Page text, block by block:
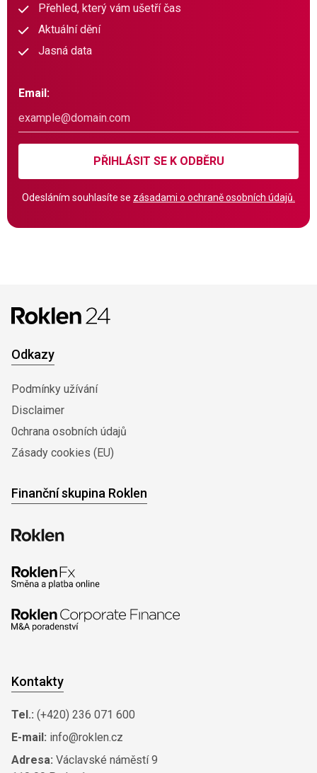
Přehled, který vám ušetří čas
Aktuální dění
Jasná data
Email:
PŘIHLÁSIT SE K ODBĚRU
Odesláním souhlasíte se zásadami o ochraně osobních údajů.
Odkazy
Podmínky užívání
Disclaimer
0chrana osobních údajů
Zásady cookies (EU)
Finanční skupina Roklen
Kontakty
Tel.: (+420) 236 071 600
E-mail: info@roklen.cz
Adresa: Václavské náměstí 9